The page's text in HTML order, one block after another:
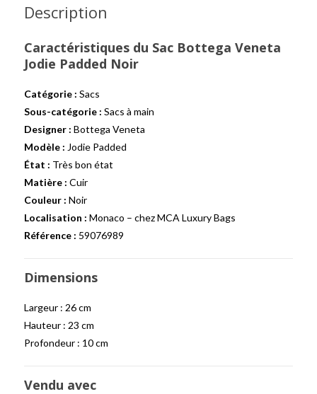
Description
Caractéristiques du Sac Bottega Veneta
Jodie Padded Noir
Catégorie : Sacs
Sous-catégorie : Sacs à main
Designer : Bottega Veneta
Modèle : Jodie Padded
État : Très bon état
Matière : Cuir
Couleur : Noir
Localisation : Monaco – chez MCA Luxury Bags
Référence : 59076989
Dimensions
Largeur : 26 cm
Hauteur : 23 cm
Profondeur : 10 cm
Vendu avec